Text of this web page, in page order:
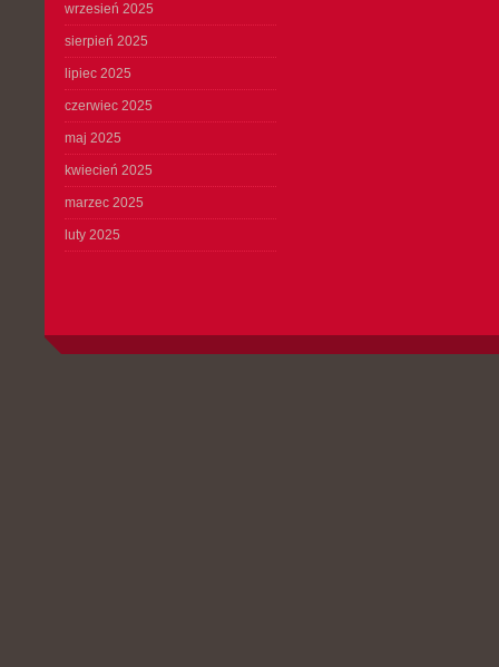
wrzesień 2025
sierpień 2025
lipiec 2025
czerwiec 2025
maj 2025
kwiecień 2025
marzec 2025
luty 2025